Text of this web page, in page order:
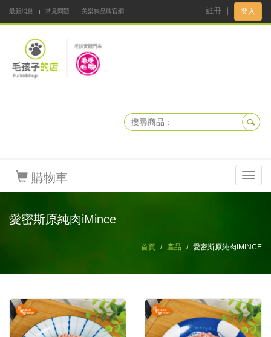
最新消息 常見問題
美樂狗品牌官網
註冊 登入
購物車
愛密斯原純肉iMince
首頁 產品 愛密斯原純肉IMINCE